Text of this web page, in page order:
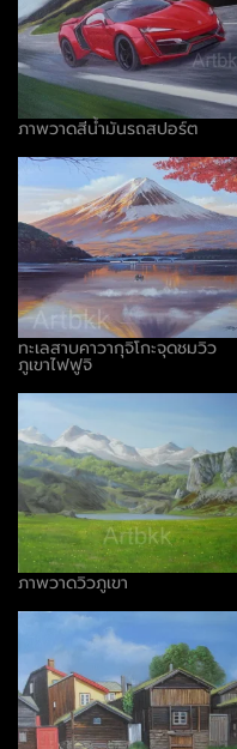
ภาพวาดสีน้ำมันรถสปอร์ต
ทะเลสาบคาวากุจิโกะจุดชมวิว
ภูเขาไฟฟูจิ
ภาพวาดวิวภูเขา